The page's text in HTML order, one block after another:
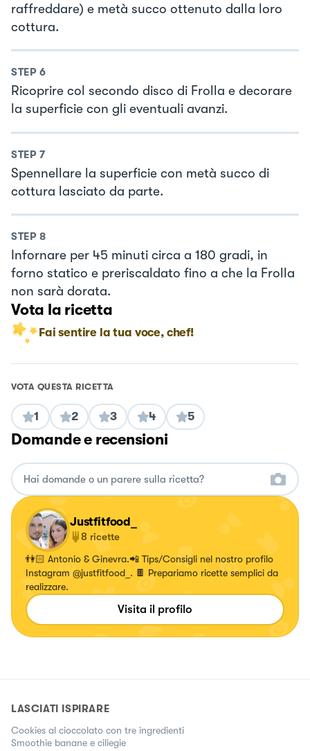
raffreddare) e metà succo ottenuto dalla loro
cottura.
STEP 6
Ricoprire col secondo disco di Frolla e decorare
la superficie con gli eventuali avanzi.
STEP 7
Spennellare la superficie con metà succo di
cottura lasciato da parte.
STEP 8
Infornare per 45 minuti circa a 180 gradi, in
forno statico e preriscaldato fino a che la Frolla
non sarà dorata.
Vota la ricetta
Fai sentire la tua voce, chef!
VOTA QUESTA RICETTA
1 2 3 4 5
Domande e recensioni
Justfitfood_
8 ricette
👫🏻 Antonio & Ginevra.📲 Tips/Consigli nel nostro profilo
Instagram @justfitfood_. 🍫 Prepariamo ricette semplici da
realizzare.
Visita il profilo
LASCIATI ISPIRARE
Cookies al cioccolato con tre ingredienti
Smoothie banane e ciliegie